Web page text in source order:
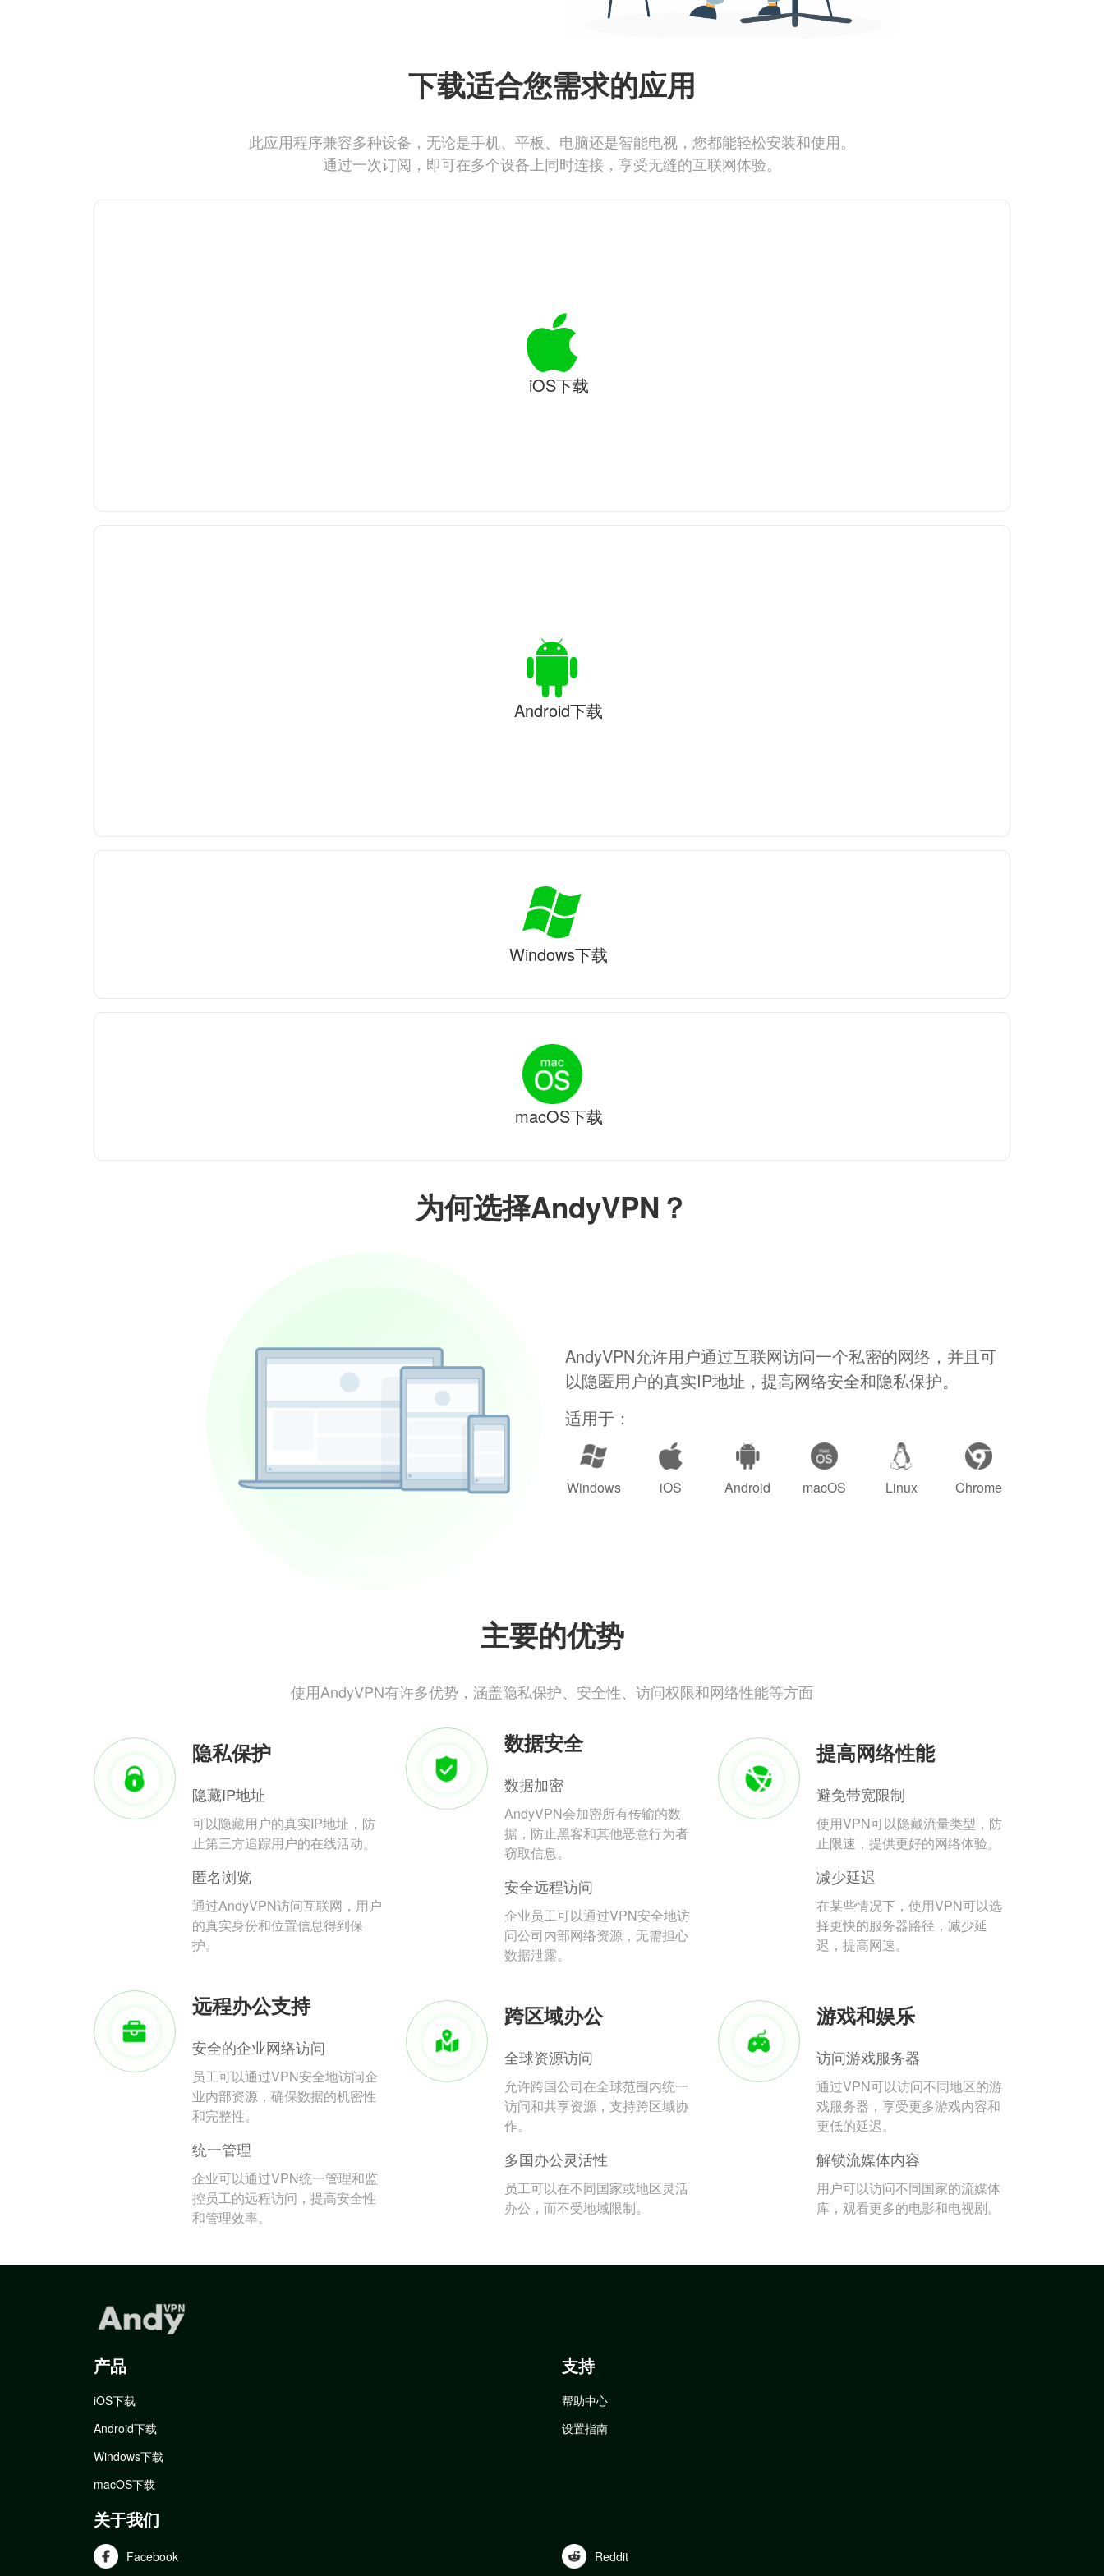
为何选择AndyVPN？
AndyVPN允许用户通过互联网访问一个私密的网络，并且可
以隐匿用户的真实IP地址，提高网络安全和隐私保护。
适用于：
Windows iOS Android macOS Linux Chrome
主要的优势
使用AndyVPN有许多优势，涵盖隐私保护、安全性、访问权限和网络性能等方面
隐私保护
隐藏IP地址
可以隐藏用户的真实IP地址，防
止第三方追踪用户的在线活动。
匿名浏览
通过AndyVPN访问互联网，用户
的真实身份和位置信息得到保
护。
数据安全
数据加密
AndyVPN会加密所有传输的数
据，防止黑客和其他恶意行为者
窃取信息。
安全远程访问
企业员工可以通过VPN安全地访
问公司内部网络资源，无需担心
数据泄露。
提高网络性能
避免带宽限制
使用VPN可以隐藏流量类型，防
止限速，提供更好的网络体验。
减少延迟
在某些情况下，使用VPN可以选
择更快的服务器路径，减少延
迟，提高网速。
远程办公支持
安全的企业网络访问
员工可以通过VPN安全地访问企
业内部资源，确保数据的机密性
和完整性。
统一管理
企业可以通过VPN统一管理和监
控员工的远程访问，提高安全性
和管理效率。
跨区域办公
全球资源访问
允许跨国公司在全球范围内统一
访问和共享资源，支持跨区域协
作。
多国办公灵活性
员工可以在不同国家或地区灵活
办公，而不受地域限制。
游戏和娱乐
访问游戏服务器
通过VPN可以访问不同地区的游
戏服务器，享受更多游戏内容和
更低的延迟。
解锁流媒体内容
用户可以访问不同国家的流媒体
库，观看更多的电影和电视剧。
下载适合您需求的应用
此应用程序兼容多种设备，无论是手机、平板、电脑还是智能电视，您都能轻松安装和使用。
通过一次订阅，即可在多个设备上同时连接，享受无缝的互联网体验。
iOS下载
Android下载
Windows下载
macOS下载
产品
iOS下载
Android下载
Windows下载
macOS下载
支持
帮助中心
设置指南
关于我们
Facebook Reddit